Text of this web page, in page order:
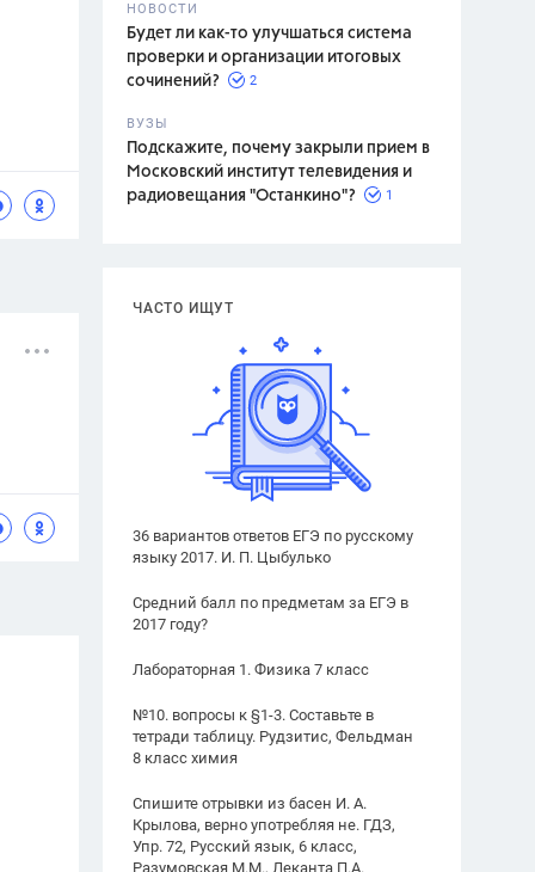
НОВОСТИ
Будет ли как-то улучшаться система
проверки и организации итоговых
сочинений?
2
ВУЗЫ
Подскажите, почему закрыли прием в
Московский институт телевидения и
радиовещания "Останкино"?
1
ЧАСТО ИЩУТ
36 вариантов ответов ЕГЭ по русскому
языку 2017. И. П. Цыбулько
Средний балл по предметам за ЕГЭ в
2017 году?
Лабораторная 1. Физика 7 класс
№10. вопросы к §1-3. Составьте в
тетради таблицу. Рудзитис, Фельдман
8 класс химия
Спишите отрывки из басен И. А.
Крылова, верно употребляя не. ГДЗ,
Упр. 72, Русский язык, 6 класс,
Разумовская М.М., Леканта П.А.